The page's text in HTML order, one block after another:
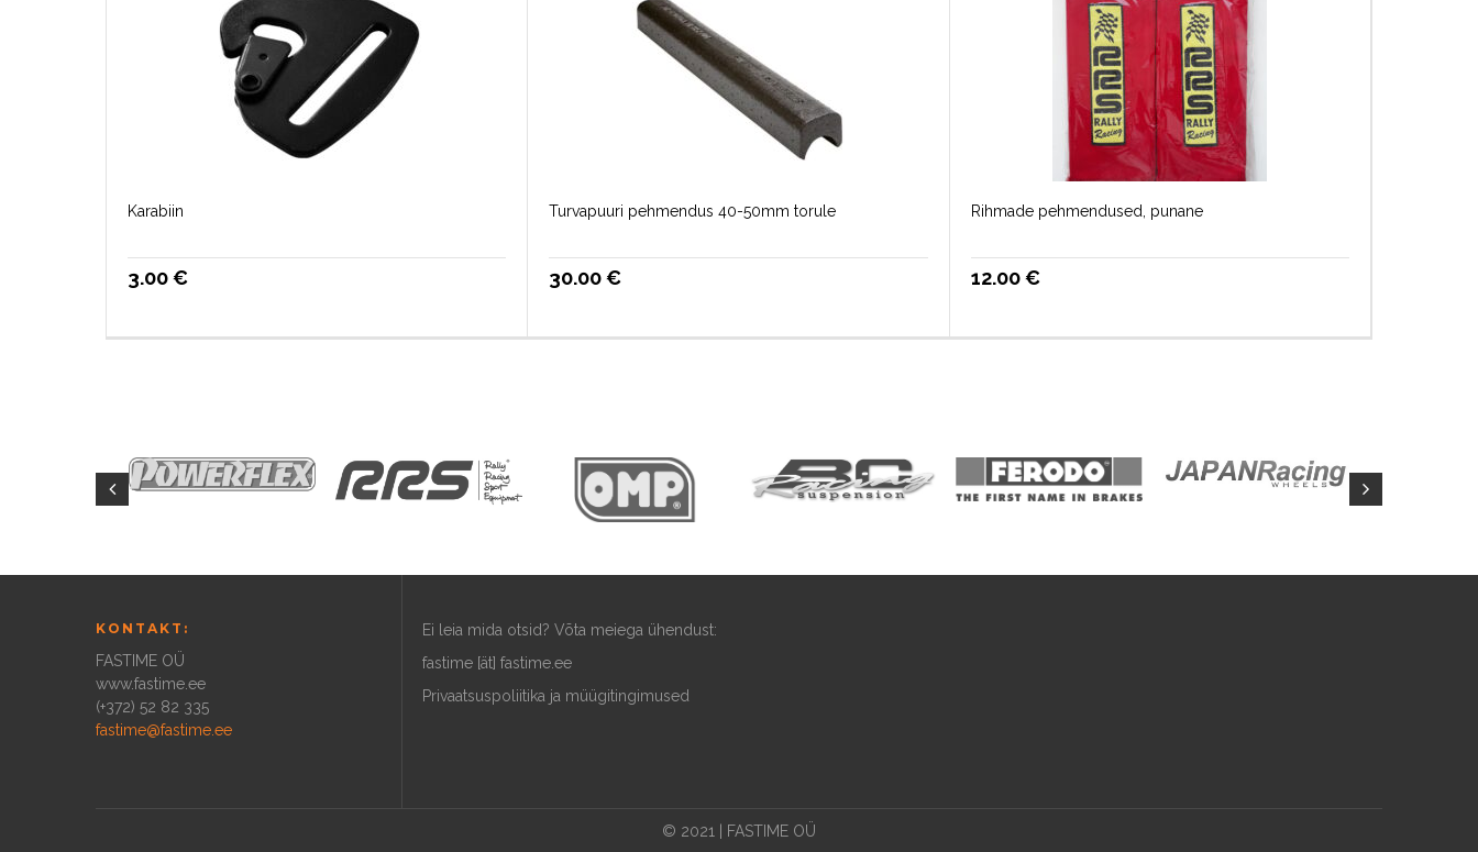
Karabiin
3.00€
Turvapuuri pehmendus 40-50mm torule
30.00€
Rihmade pehmendused, punane
12.00€
KONTAKT:
FASTIME OÜ
www.fastime.ee
(+372) 52 82 335
fastime@fastime.ee
Ei leia mida otsid? Võta meiega ühendust:
fastime [ät] fastime.ee
Privaatsuspoliitika ja müügitingimused
© 2021 | FASTIME OÜ